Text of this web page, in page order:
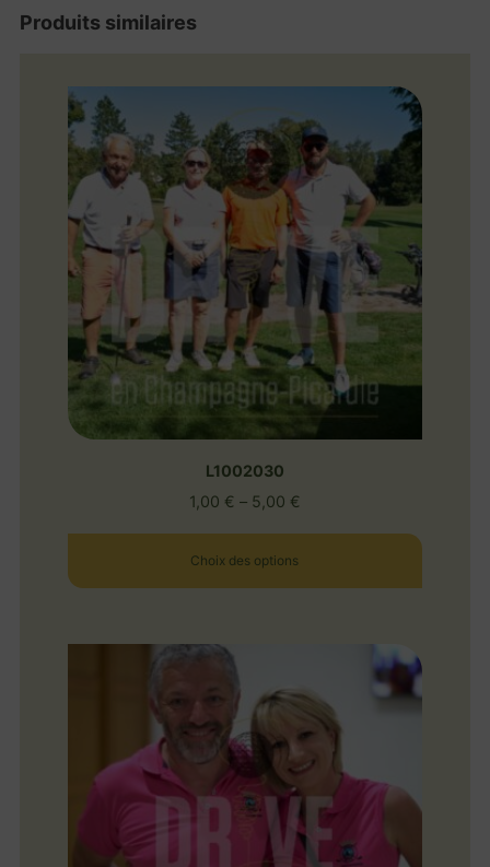
Produits similaires
L1002030
1,00 € – 5,00 €
Choix des options